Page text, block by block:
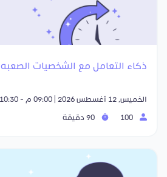
ذكاء التعامل مع الشخصيات الصعبه
الخميس, 12 أغسطس 2026 | 09:00 م - 10:30 م